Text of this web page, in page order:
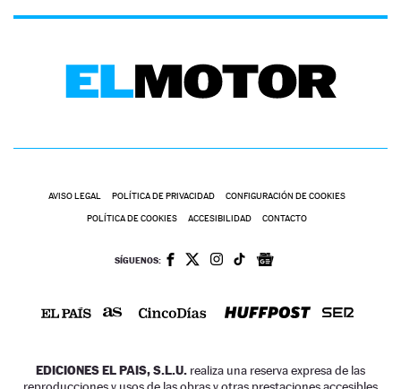
AVISO LEGAL POLÍTICA DE PRIVACIDAD CONFIGURACIÓN DE COOKIES
POLÍTICA DE COOKIES ACCESIBILIDAD CONTACTO
SÍGUENOS:
EDICIONES EL PAIS, S.L.U. realiza una reserva expresa de las